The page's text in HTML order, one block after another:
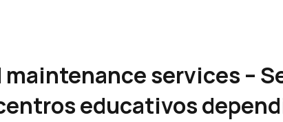
maintenance services –
educativos